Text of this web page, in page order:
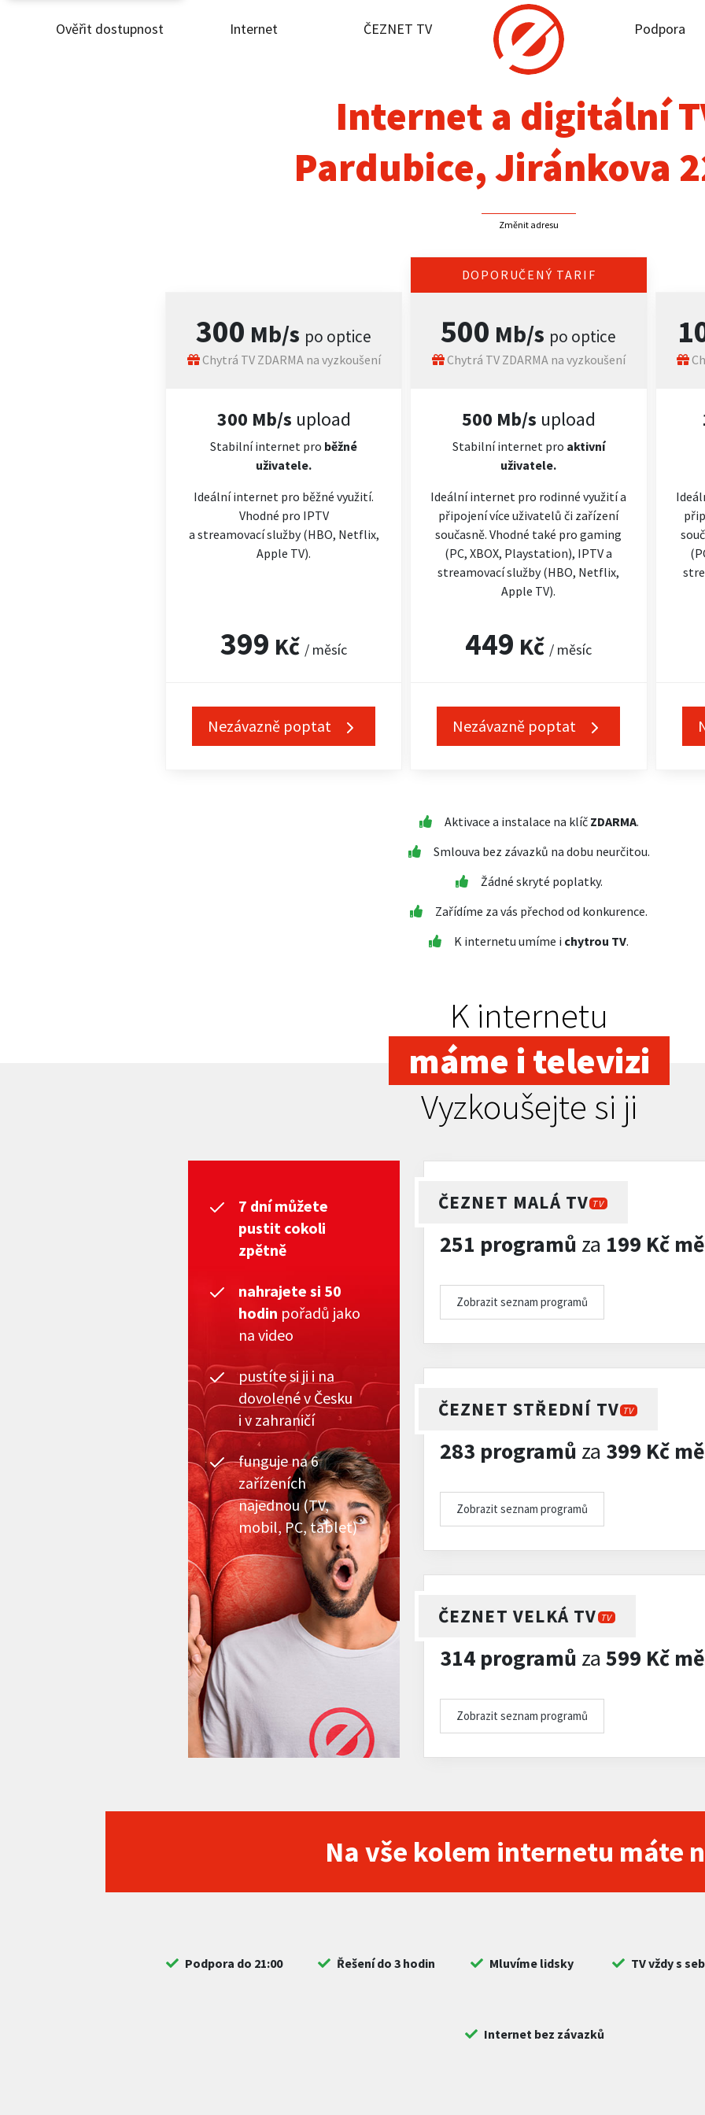
Ověřit dostupnost Internet ČEZNET TV Podpora
Internet
Podpora
Internet a digitální
Pardubice, Jiránkova
Změnit adresu
300 Mb/s po optice
Chytrá TV ZDARMA na vyzkoušení
300 Mb/s upload
Stabilní internet pro běžné
uživatele.
Ideální internet pro běžné využití.
Vhodné pro IPTV
a streamovací služby (HBO, Netflix,
Apple TV).
399 Kč / měsíc
Nezávazně poptat
DOPORUČENÝ TARIF
500 Mb/s po optice
Chytrá TV ZDARMA na vyzkoušení
500 Mb/s upload
Stabilní internet pro aktivní
uživatele.
Ideální internet pro rodinné využití a
připojení více uživatelů či zařízení
současně. Vhodné také pro gaming
(PC, XBOX, Playstation), IPTV a
streamovací služby (HBO, Netflix,
Apple TV).
449 Kč / měsíc
Nezávazně poptat
Aktivace a instalace na klíč ZDARMA.
Smlouva bez závazků na dobu neurčitou.
Žádné skryté poplatky.
Zařídíme za vás přechod od konkurence.
K internetu umíme i chytrou TV.
K internetu
máme i televizi
Vyzkoušejte si ji
7 dní můžete
pustit cokoli
zpětně
nahrajete si 50
hodin pořadů jako
na video
pustíte si ji i na
dovolené v Česku
i v zahraničí
funguje na 6
zařízeních
najednou (TV,
mobil, PC, tablet)
ČEZNET MALÁ TV TV
251 programů za 199 Kč
Zobrazit seznam programů
ČEZNET STŘEDNÍ TV TV
283 programů za 399 Kč
Zobrazit seznam programů
ČEZNET VELKÁ TV TV
314 programů za 599 Kč
Zobrazit seznam programů
Na vše kolem internetu máte
Podpora do 21:00 Řešení do 3 hodin Mluvíme lidsky TV vždy s
Internet bez závazků